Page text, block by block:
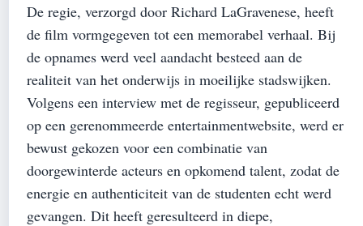
De regie, verzorgd door Richard LaGravenese, heeft
de film vormgegeven tot een memorabel verhaal. Bij
de opnames werd veel aandacht besteed aan de
realiteit van het onderwijs in moeilijke stadswijken.
Volgens een interview met de regisseur, gepubliceerd
op een gerenommeerde entertainmentwebsite, werd er
bewust gekozen voor een combinatie van
doorgewinterde acteurs en opkomend talent, zodat de
energie en authenticiteit van de studenten echt werd
gevangen. Dit heeft geresulteerd in diepe,